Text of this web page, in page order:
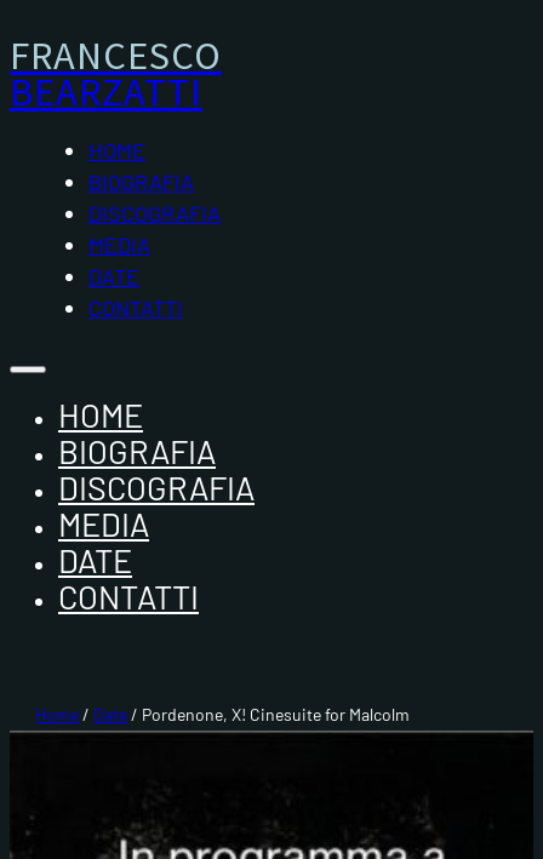
FRANCESCO
BEARZATTI
HOME
BIOGRAFIA
DISCOGRAFIA
MEDIA
DATE
CONTATTI
HOME
BIOGRAFIA
DISCOGRAFIA
MEDIA
DATE
CONTATTI
Home/ Date/ Pordenone, X! Cinesuite for Malcolm